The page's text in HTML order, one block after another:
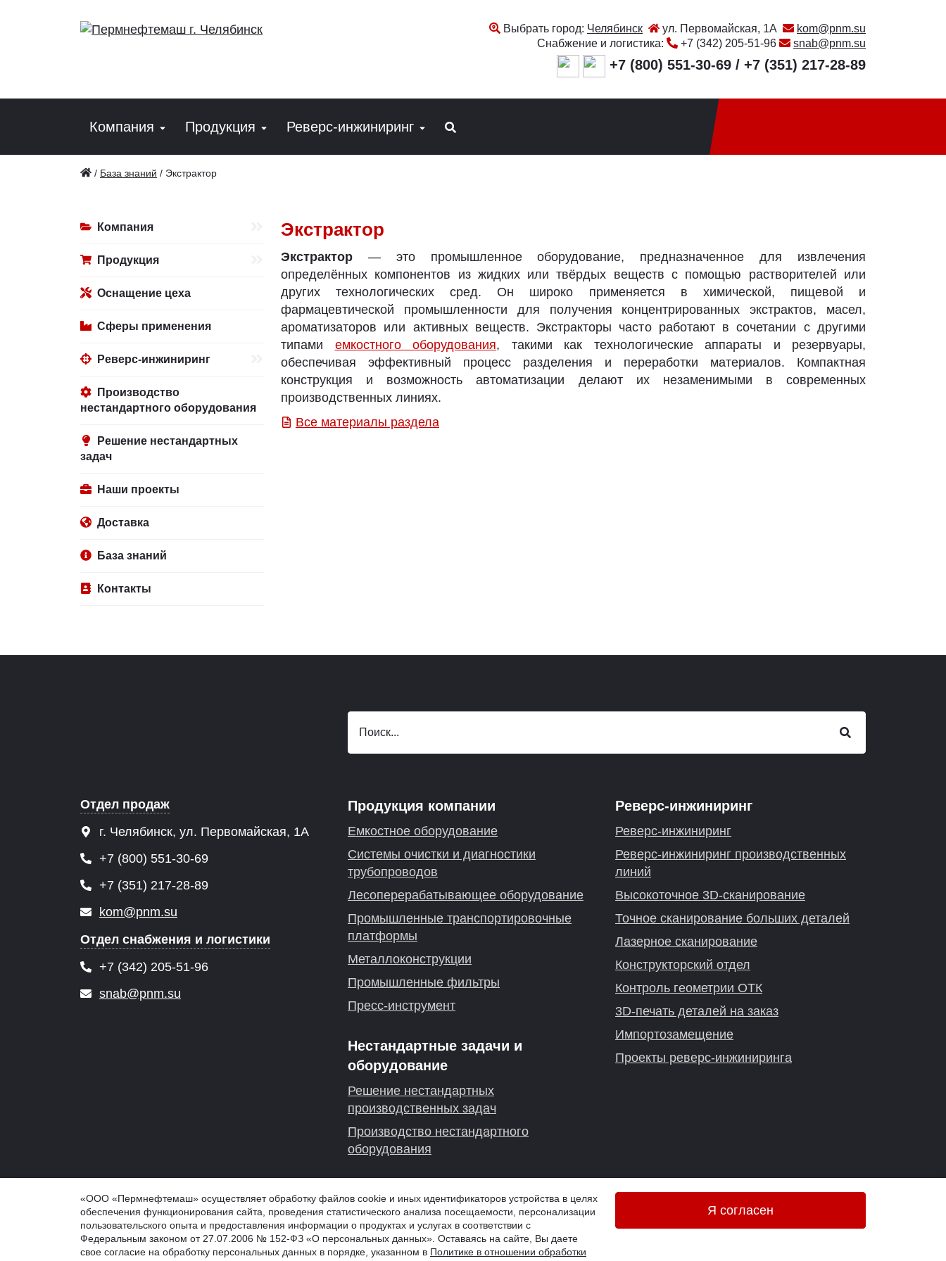
Выбрать город: Челябинск ул. Первомайская, 1А
kom@pnm.su
Снабжение и логистика:
+7 (342) 205-51-96 snab@pnm.su
+7 (800) 551-30-69 / +7 (351) 217-28-89
Компания Продукция Реверс-инжиниринг
/ База знаний / Экстрактор
Компания
Продукция
Оснащение цеха
Сферы применения
Реверс-инжиниринг
Производство
нестандартного оборудования
Решение нестандартных
задач
Наши проекты
Доставка
База знаний
Контакты
Экстрактор
Экстрактор — это промышленное оборудование, предназначенное для извлечения
определённых компонентов из жидких или твёрдых веществ с помощью растворителей или
других технологических сред. Он широко применяется в химической, пищевой и
фармацевтической промышленности для получения концентрированных экстрактов, масел,
ароматизаторов или активных веществ. Экстракторы часто работают в сочетании с другими
типами емкостного оборудования, такими как технологические аппараты и резервуары,
обеспечивая эффективный процесс разделения и переработки материалов. Компактная
конструкция и возможность автоматизации делают их незаменимыми в современных
производственных линиях.
Все материалы раздела
Отдел продаж
г. Челябинск, ул. Первомайская, 1А
+7 (800) 551-30-69
+7 (351) 217-28-89
kom@pnm.su
Отдел снабжения и логистики
+7 (342) 205-51-96
snab@pnm.su
Продукция компании
Емкостное оборудование
Системы очистки и диагностики
трубопроводов
Лесоперерабатывающее оборудование
Промышленные транспортировочные
платформы
Металлоконструкции
Промышленные фильтры
Пресс-инструмент
Нестандартные задачи и
оборудование
Решение нестандартных
производственных задач
Производство нестандартного
оборудования
Реверс-инжиниринг
Реверс-инжиниринг
Реверс-инжиниринг производственных
линий
Высокоточное 3D-сканирование
Точное сканирование больших деталей
Лазерное сканирование
Конструкторский отдел
Контроль геометрии ОТК
3D-печать деталей на заказ
Импортозамещение
Проекты реверс-инжиниринга
© 2026 PNM.SU - ООО "Пермнефтемаш" (ПНМ, PNM), г. Челябинск
Обработка персональных данных
Информация на сайте не является публичной офертой
Онлайн-консультация
«ООО «Пермнефтемаш» осуществляет обработку файлов cookie и иных идентификаторов устройства в целях
обеспечения функционирования сайта, проведения статистического анализа посещаемости, персонализации
пользовательского опыта и предоставления информации о продуктах и услугах в соответствии с
Федеральным законом от 27.07.2006 № 152-ФЗ «О персональных данных». Оставаясь на сайте, Вы даете
свое согласие на обработку персональных данных в порядке, указанном в Политике в отношении обработки
Я согласен